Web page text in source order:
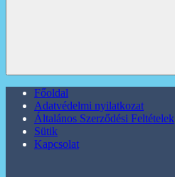
Főoldal
Adatvédelmi nyilatkozat
Általános Szerződési Feltételek
Sütik
Kapcsolat